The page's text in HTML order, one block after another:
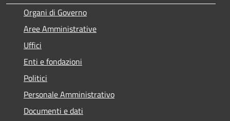
Organi di Governo
Aree Amministrative
Uffici
Enti e fondazioni
Politici
Personale Amministrativo
Documenti e dati